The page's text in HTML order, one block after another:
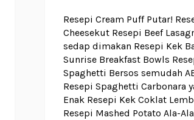
Resepi Cream Puff Putar!
Cheesekut Resepi Beef
sedap dimakan Resepi Kek
Sunrise Breakfast Bowls
Spaghetti Bersos semudah
Resepi Spaghetti Carbonara
Enak Resepi Kek Coklat
Resepi Mashed Potato Ala-